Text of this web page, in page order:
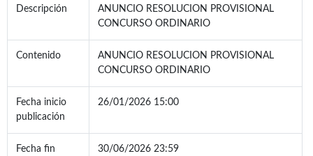
Descripción
ANUNCIO RESOLUCION PROVISIONAL
CONCURSO ORDINARIO
Contenido
ANUNCIO RESOLUCION PROVISIONAL
CONCURSO ORDINARIO
Fecha inicio
publicación
26/01/2026 15:00
Fecha fin
30/06/2026 23:59